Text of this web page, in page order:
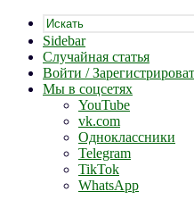
Sidebar
Случайная статья
Войти /
Мы в соцсетях
YouTube
vk.com
Одноклассники
Telegram
TikTok
WhatsApp